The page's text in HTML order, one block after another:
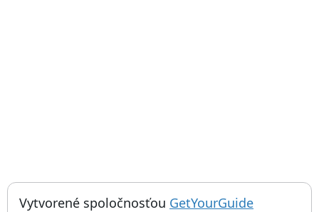
Things to do near Pamätník Kojomkul,
Vytvorené spoločnosťou GetYourGuide; otvorí sa